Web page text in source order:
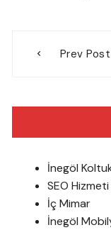
gezinmesi
Prev Post
İnegöl Koltuk
SEO Hizmeti
İç Mimar
İnegöl